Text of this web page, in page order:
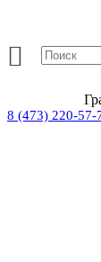
8 (473) 220-57-